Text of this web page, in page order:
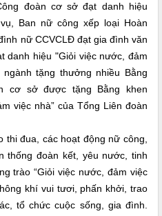
đoàn cơ sở đạt danh hiệu
Ban nữ công xếp loại Hoàn
nữ CCVCLĐ đạt gia đình văn
danh hiệu "Giỏi việc nước, đảm
tặng thưởng nhiều Bằng
cơ sở được tặng Bằng khen
việc nhà” của Tổng Liên đoàn
đua, các hoạt động nữ công,
thống đoàn kết, yêu nước, tinh
trào “Giỏi việc nước, đảm việc
khí vui tươi, phấn khởi, trao
tổ chức cuộc sống, gia đình.